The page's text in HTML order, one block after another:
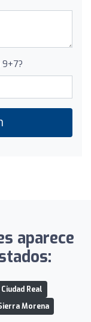
aparece
Real
Morena